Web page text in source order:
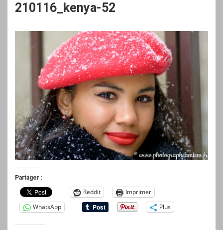
210116_kenya-52
Partager :
Reddit
Imprimer
WhatsApp
Plus